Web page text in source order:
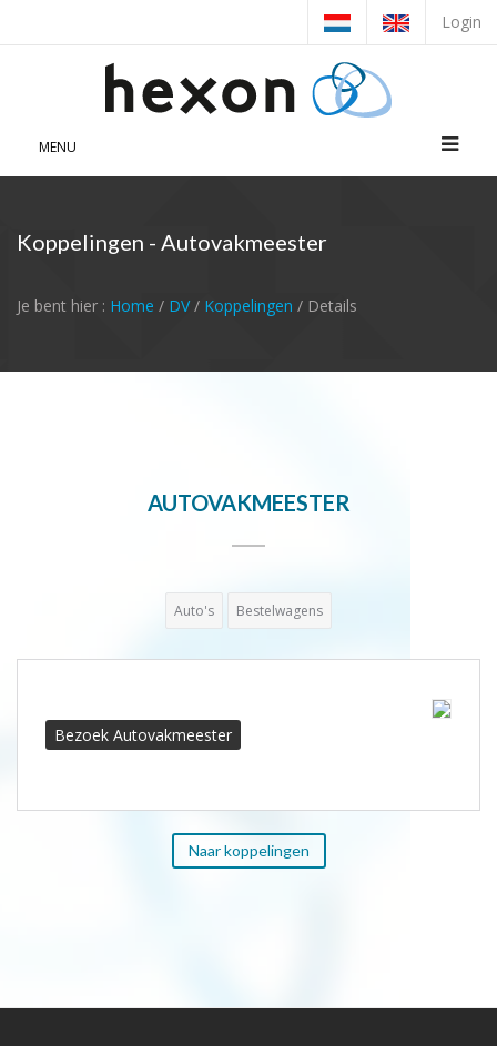
Login
MENU
Koppelingen - Autovakmeester
Je bent hier : Home / DV/ Koppelingen / Details
AUTOVAKMEESTER
Auto's Bestelwagens
Bezoek Autovakmeester
Naar koppelingen